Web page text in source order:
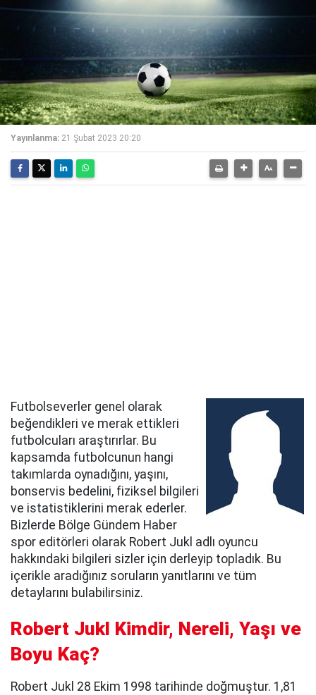
Yayınlanma: 21 Şubat 2023 20:20
Futbolseverler genel olarak
beğendikleri ve merak ettikleri
futbolcuları araştırırlar. Bu
kapsamda futbolcunun hangi
takımlarda oynadığını, yaşını,
bonservis bedelini, fiziksel bilgileri
ve istatistiklerini merak ederler.
Bizlerde Bölge Gündem Haber
spor editörleri olarak Robert Jukl adlı oyuncu
hakkındaki bilgileri sizler için derleyip topladık. Bu
içerikle aradığınız soruların yanıtlarını ve tüm
detaylarını bulabilirsiniz.
Robert Jukl Kimdir, Nereli, Yaşı ve
Boyu Kaç?
Robert Jukl 28 Ekim 1998 tarihinde doğmuştur. 1,81